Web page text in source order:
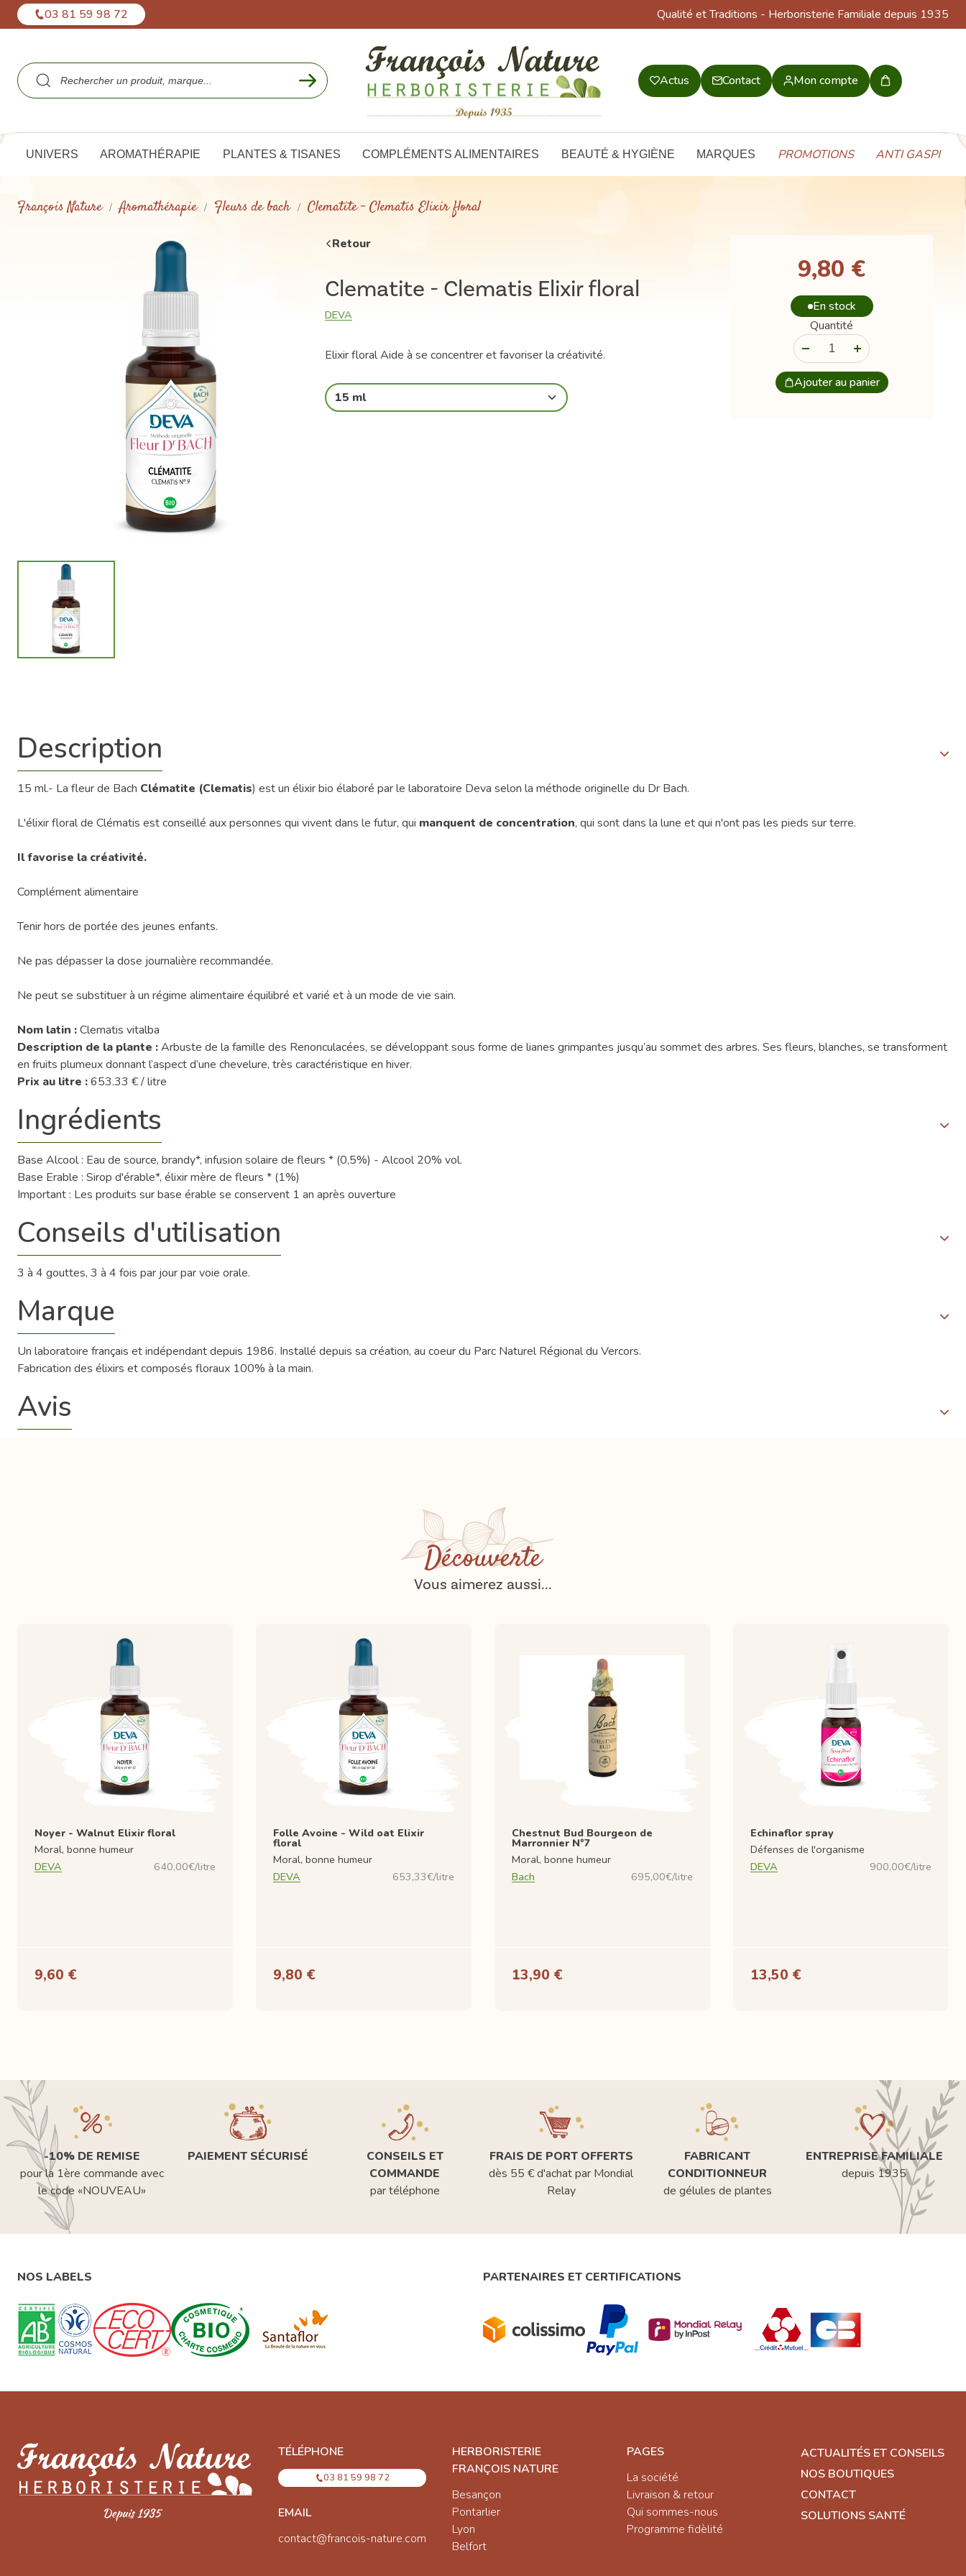
03 81 59 98 72 Qualité et Traditions - Herboristerie Familiale depuis 1935
Actus Contact Mon compte
Mon
UNIVERS AROMATHÉRAPIE PLANTES & TISANES COMPLÉMENTS ALIMENTAIRES BEAUTÉ & HYGIÈNE MARQUES PROMOTIONS ANTI GASPI
François Nature Aromathérapie Fleurs de bach Clematite - Clematis Elixir floral
Retour
Clematite - Clematis Elixir floral
DEVA
Elixir floral Aide à se concentrer et favoriser la créativité.
15 ml
9,80 €
En stock
Quantité
Ajouter au panier
Description
15 ml.- La fleur de Bach Clématite (Clematis) est un élixir bio élaboré par le laboratoire Deva selon la méthode originelle du Dr Bach.
L'élixir floral de Clématis est conseillé aux personnes qui vivent dans le futur, qui manquent de concentration, qui sont dans la lune et qui n'ont pas les pieds sur terre.
Il favorise la créativité.
Complément alimentaire
Tenir hors de portée des jeunes enfants.
Ne pas dépasser la dose journalière recommandée.
Ne peut se substituer à un régime alimentaire équilibré et varié et à un mode de vie sain.
Nom latin :Clematis vitalba
Description de la plante :Arbuste de la famille des Renonculacées, se développant sous forme de lianes grimpantes jusqu’au sommet des arbres. Ses fleurs, blanches, se transforment
en fruits plumeux donnant l’aspect d’une chevelure, très caractéristique en hiver.
Prix au litre :653.33 € / litre
Ingrédients
Base Alcool : Eau de source, brandy*, infusion solaire de fleurs * (0,5%) - Alcool 20% vol.
Base Erable : Sirop d'érable*, élixir mère de fleurs * (1%)
Important : Les produits sur base érable se conservent 1 an après ouverture
Conseils d'utilisation
3 à 4 gouttes, 3 à 4 fois par jour par voie orale.
Marque
Un laboratoire français et indépendant depuis 1986. Installé depuis sa création, au coeur du Parc Naturel Régional du Vercors.
Fabrication des élixirs et composés floraux 100% à la main.
Avis
Découverte
Vous aimerez aussi...
Noyer - Walnut Elixir floral
Moral, bonne humeur
DEVA
640,00€/litre
9,60 €
Folle Avoine - Wild oat Elixir
floral
Moral, bonne humeur
DEVA
653,33€/litre
9,80 €
Chestnut Bud Bourgeon de
Marronnier N°7
Moral, bonne humeur
Bach
695,00€/litre
13,90 €
Echinaflor spray
Défenses de l'organisme
DEVA
900,00€/litre
13,50 €
-10% DE REMISE
pour la 1ère commande avec
le code «NOUVEAU»
PAIEMENT SÉCURISÉ
CONSEILS ET
COMMANDE
par téléphone
FRAIS DE PORT OFFERTS
dès 55 € d'achat par Mondial
Relay
FABRICANT
CONDITIONNEUR
de gélules de plantes
ENTREPRISE FAMILIALE
depuis 1935
NOS LABELS PARTENAIRES ET CERTIFICATIONS
TÉLÉPHONE
03 81 59 98 72
EMAIL
contact@francois-nature.com
HERBORISTERIE
FRANÇOIS NATURE
Besançon
Pontarlier
Lyon
Belfort
PAGES
La société
Livraison & retour
Qui sommes-nous
Programme fidèlité
ACTUALITÉS ET CONSEILS
NOS BOUTIQUES
CONTACT
SOLUTIONS SANTÉ
Panneau de gestion des cookies